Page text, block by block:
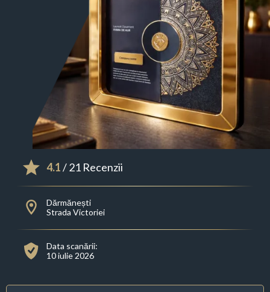
4.1/ 21 Recenzii
Dărmănești
Strada Victoriei
Data scanării:
10 iulie 2026